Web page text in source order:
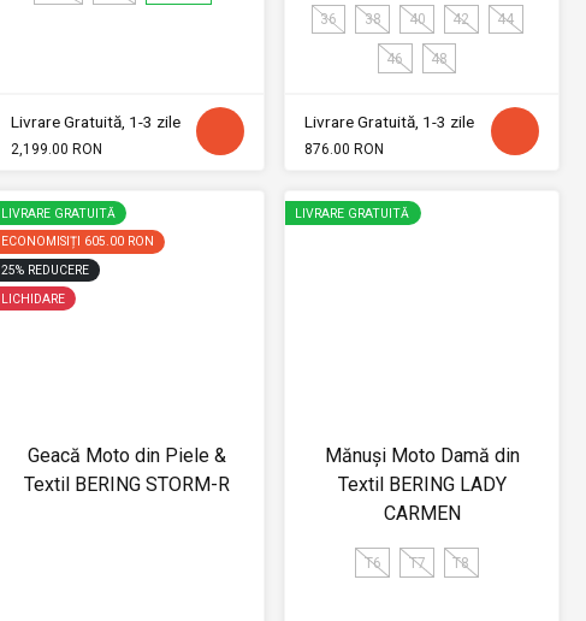
Livrare Gratuită, 1-3 zile
2,199.00 RON
36 38 40 42 44
46 48
Livrare Gratuită, 1-3 zile
876.00 RON
LIVRARE GRATUITĂ
ECONOMISIȚI 605.00 RON
25% REDUCERE
LICHIDARE
Geacă Moto din Piele &
Textil BERING STORM-R
LIVRARE GRATUITĂ
Mănuși Moto Damă din
Textil BERING LADY
CARMEN
T6 T7 T8